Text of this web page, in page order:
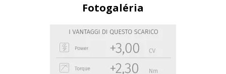
Fotogaléria